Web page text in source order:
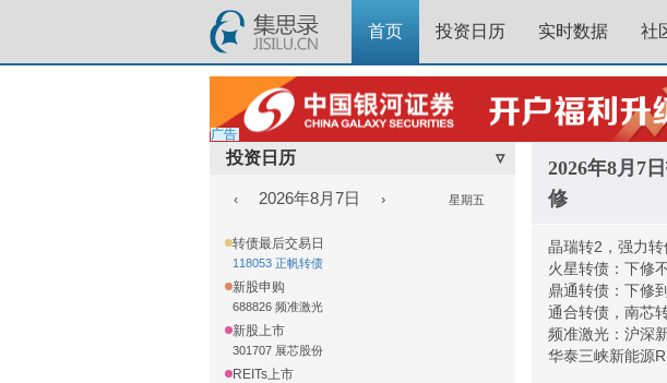
首页 投资日历 实时数据 社
广告
投资日历 ▿
‹ 2026年8月7日 › 星期五
转债最后交易日
118053 正帆转债
新股申购
688826 频准激光
新股上市
301707 展芯股份
REITs上市
2026年8月7
修
晶瑞转2，强力
火星转债：下修
鼎通转债：下修
通合转债，南芯
频准激光：沪深
华泰三峡新能源